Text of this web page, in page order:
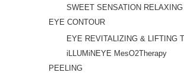
SWEET SENSATION
EYE CONTOUR
EYE REVITALIZING & LIFTING
iLLUMiNEYE MesO2Therapy
PEELING